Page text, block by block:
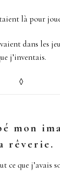
là pour
dans les
j’inventais.
◊
mon
rêverie.
ce que j’avais